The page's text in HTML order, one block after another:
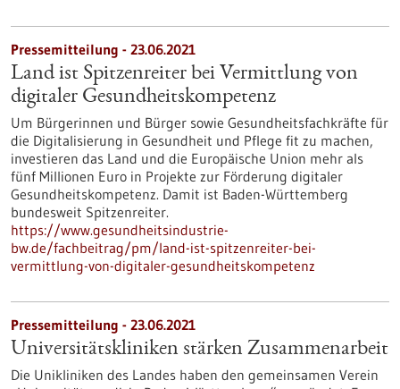
Pressemitteilung - 23.06.2021
Land ist Spitzenreiter bei Vermittlung von
digitaler Gesundheitskompetenz
Um Bürgerinnen und Bürger sowie Gesundheitsfachkräfte für
die Digitalisierung in Gesundheit und Pflege fit zu machen,
investieren das Land und die Europäische Union mehr als
fünf Millionen Euro in Projekte zur Förderung digitaler
Gesundheitskompetenz. Damit ist Baden-Württemberg
bundesweit Spitzenreiter.
https://www.gesundheitsindustrie-
bw.de/fachbeitrag/pm/land-ist-spitzenreiter-bei-
vermittlung-von-digitaler-gesundheitskompetenz
Pressemitteilung - 23.06.2021
Universitätskliniken stärken Zusammenarbeit
Die Unikliniken des Landes haben den gemeinsamen Verein